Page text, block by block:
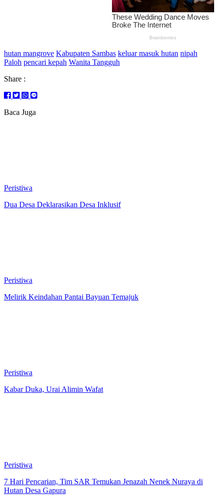
hutan mangrove Kabupaten Sambas keluar masuk hutan nipah
Paloh pencari kepah Wanita Tangguh
Share :
Baca Juga
Peristiwa
Dua Desa Deklarasikan Desa Inklusif
Peristiwa
Melirik Keindahan Pantai Bayuan Temajuk
Peristiwa
Kabar Duka, Urai Alimin Wafat
Peristiwa
7 Hari Pencarian, Tim SAR Temukan Jenazah Nenek Nuraya di
Hutan Desa Gapura